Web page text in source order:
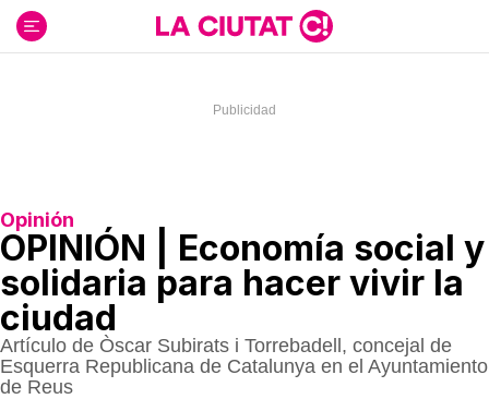
contenido
Opinión
OPINIÓN | Economía social y
solidaria para hacer vivir la
ciudad
Artículo de Òscar Subirats i Torrebadell, concejal de
Esquerra Republicana de Catalunya en el Ayuntamiento
de Reus